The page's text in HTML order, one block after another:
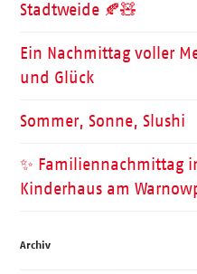
Stadtweide 🍂🧸
Ein Nachmittag voller
und Glück
Sommer, Sonne, Slushi
✨ Familiennachmittag
Kinderhaus am
Archiv